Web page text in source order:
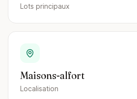
Lots principaux
Maisons-alfort
Localisation